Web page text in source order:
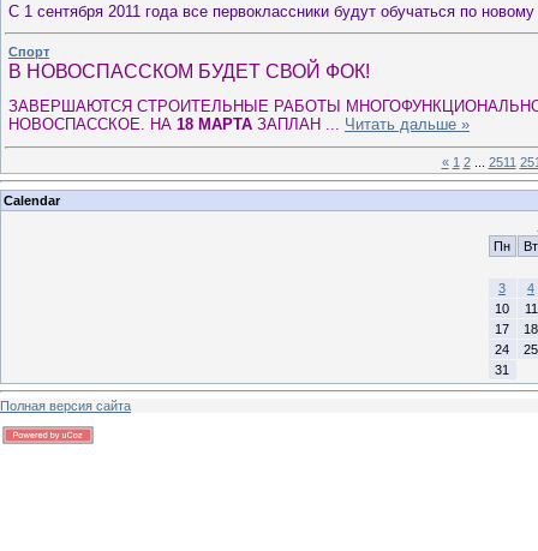
С 1 сентября 2011 года все первоклассники будут обучаться по
Спорт
В НОВОСПАССКОМ БУДЕТ СВОЙ ФОК!
ЗАВЕРШАЮТСЯ СТРОИТЕЛЬНЫЕ РАБОТЫ
НОВОСПАССКОЕ. НА 18 МАРТА ЗАПЛАН ... Читать дальше »
« 1 2 2511
Calendar
Пн
Вт
3
4
10
11
17
18
24
25
31
Полная версия сайта